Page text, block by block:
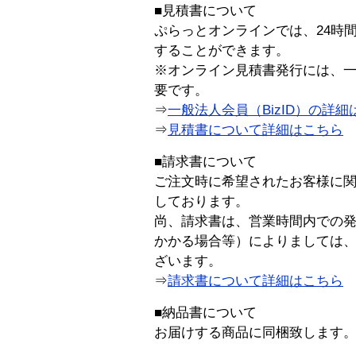
■見積書について
ぷらっとオンラインでは、24時
することができます。
※オンライン見積書発行には、
要です。
⇒一般法人会員（BizID）の詳細
⇒ 見積書について詳細はこちら
■請求書について
ご注文時に希望されたお客様に
しております。
尚、請求書は、営業時間内での
かかる場合等）によりましては
ざいます。
⇒請求書について詳細はこちら
■納品書について
お届けする商品に同梱致します。